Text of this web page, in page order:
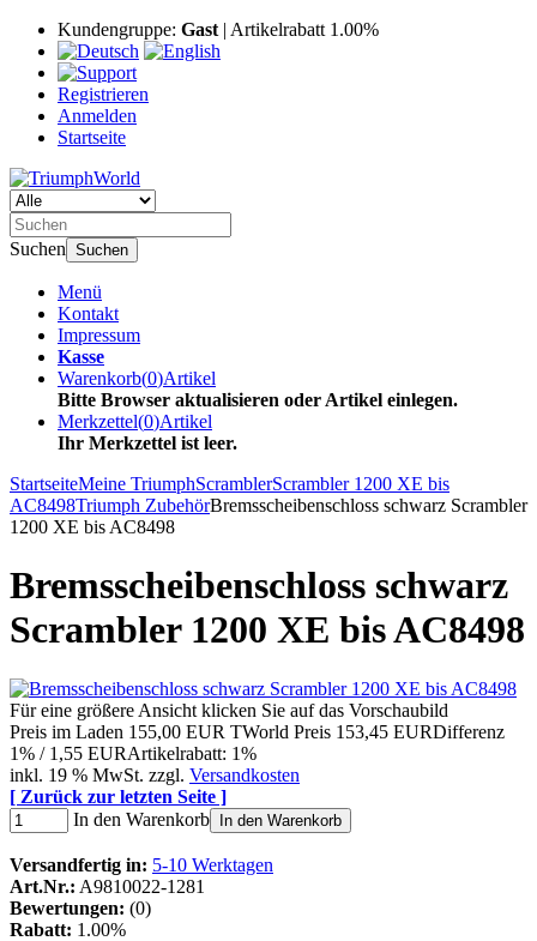
Kundengruppe: Gast | Artikelrabatt 1.00%
Registrieren
Anmelden
Startseite
Suchen Suchen
Menü
Kontakt
Impressum
Kasse
Warenkorb(0)Artikel
Bitte Browser aktualisieren oder Artikel einlegen.
Merkzettel(0)Artikel
Ihr Merkzettel ist leer.
StartseiteMeine TriumphScramblerScrambler 1200 XE bis
AC8498Triumph ZubehörBremsscheibenschloss schwarz Scrambler
1200 XE bis AC8498
Bremsscheibenschloss schwarz
Scrambler 1200 XE bis AC8498
Für eine größere Ansicht klicken Sie auf das Vorschaubild
Preis im Laden 155,00 EUR TWorld Preis 153,45 EURDifferenz
1% / 1,55 EURArtikelrabatt: 1%
inkl. 19 % MwSt. zzgl. Versandkosten
[ Zurück zur letzten Seite ]
In den Warenkorb
In den Warenkorb
Versandfertig in: 5-10 Werktagen
Art.Nr.: A9810022-1281
Bewertungen: (0)
Rabatt: 1.00%